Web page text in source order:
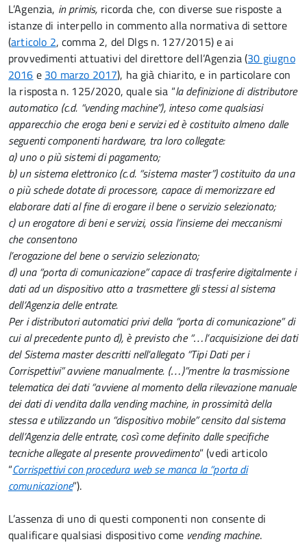
L’Agenzia, in primis, ricorda che, con diverse sue risposte a
istanze di interpello in commento alla normativa di settore
(articolo 2, comma 2, del Dlgs n. 127/2015) e ai
provvedimenti attuativi del direttore dell’Agenzia (30 giugno
2016 e 30 marzo 2017), ha già chiarito, e in particolare con
la risposta n. 125/2020, quale sia “la definizione di distributore
automatico (c.d. “vending machine”), inteso come qualsiasi
apparecchio che eroga beni e servizi ed è costituito almeno dalle
seguenti componenti hardware, tra loro collegate:
a) uno o più sistemi di pagamento;
b) un sistema elettronico (c.d. “sistema master”) costituito da una
o più schede dotate di processore, capace di memorizzare ed
elaborare dati al fine di erogare il bene o servizio selezionato;
c) un erogatore di beni e servizi, ossia l’insieme dei meccanismi
che consentono
l’erogazione del bene o servizio selezionato;
d) una “porta di comunicazione” capace di trasferire digitalmente i
dati ad un dispositivo atto a trasmettere gli stessi al sistema
dell’Agenzia delle entrate.
Per i distributori automatici privi della “porta di comunicazione” di
cui al precedente punto d), è previsto che “…l’acquisizione dei dati
del Sistema master descritti nell’allegato “Tipi Dati per i
Corrispettivi” avviene manualmente. (…)”mentre la trasmissione
telematica dei dati “avviene al momento della rilevazione manuale
dei dati di vendita dalla vending machine, in prossimità della
stessa e utilizzando un “dispositivo mobile” censito dal sistema
dell’Agenzia delle entrate, così come definito dalle specifiche
tecniche allegate al presente provvedimento” (vedi articolo
“Corrispettivi con procedura web se manca la “porta di
comunicazione”).
L’assenza di uno di questi componenti non consente di
qualificare qualsiasi dispositivo come vending machine.